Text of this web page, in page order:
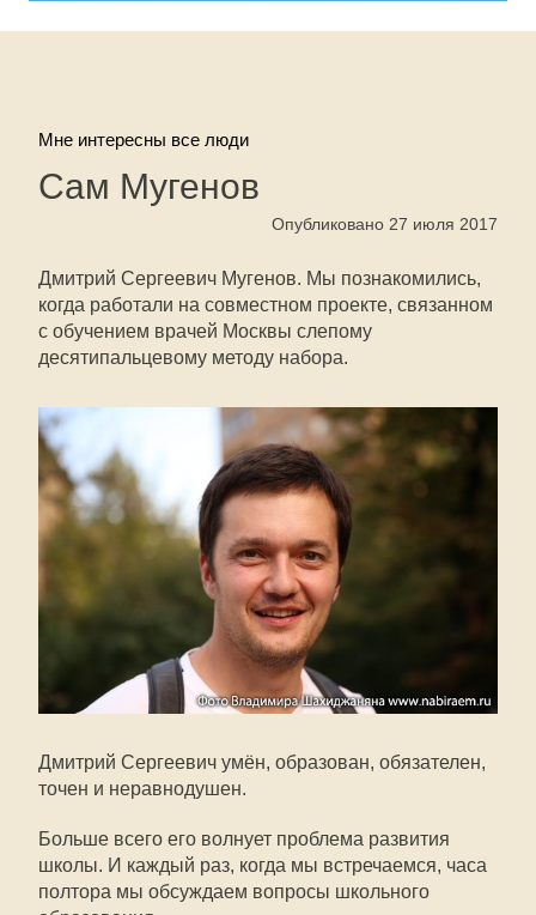
Мне интересны все люди
Сам Мугенов
Опубликовано 27 июля 2017
Дмитрий Сергеевич Мугенов. Мы познакомились,
когда работали на совместном проекте, связанном
с обучением врачей Москвы слепому
десятипальцевому методу набора.
Дмитрий Сергеевич умён, образован, обязателен,
точен и неравнодушен.
Больше всего его волнует проблема развития
школы. И каждый раз, когда мы встречаемся, часа
полтора мы обсуждаем вопросы школьного